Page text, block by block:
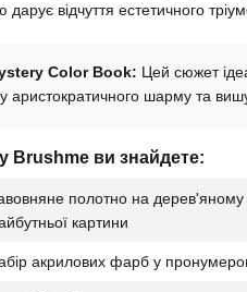
відчуття естетичного
Color Book: Цей сюжет
аристократичного шарму та
Brushme ви знайдете:
полотно на
картини
акрилових фарб у